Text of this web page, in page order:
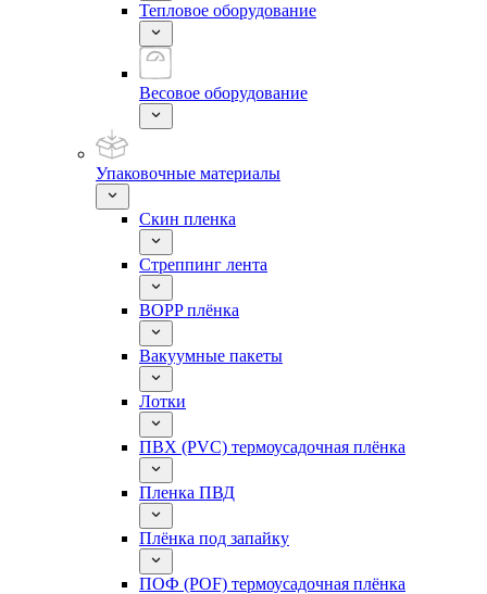
Тепловое оборудование
Весовое оборудование
Упаковочные материалы
Скин пленка
Стреппинг лента
BOPP плёнка
Вакуумные пакеты
Лотки
ПВХ (PVC) термоусадочная плёнка
Пленка ПВД
Плёнка под запайку
ПОФ (POF) термоусадочная плёнка